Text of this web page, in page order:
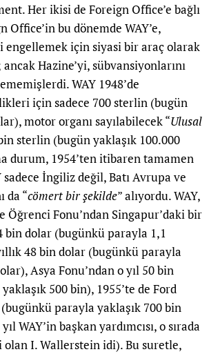
Her ikisi de Foreign Office’e bağlı
Office’in bu dönemde WAY’e,
engellemek için siyasi bir araç olarak
Hazine’yi, sübvansiyonlarını
WAY 1948’de
için sadece 700 sterlin (bugün
motor organı sayılabilecek “Ulusal
sterlin (bugün yaklaşık 100.000
durum, 1954’ten itibaren tamamen
sadece İngiliz değil, Batı Avrupa ve
da “cömert bir şekilde” alıyordu. WAY,
Öğrenci Fonu’ndan Singapur’daki bir
bin dolar (bugünkü parayla 1,1
48 bin dolar (bugünkü parayla
Asya Fonu’ndan o yıl 50 bin
500 bin), 1955’te de Ford
(bugünkü parayla yaklaşık 700 bin
WAY’in başkan yardımcısı, o sırada
olan I. Wallerstein idi). Bu suretle,